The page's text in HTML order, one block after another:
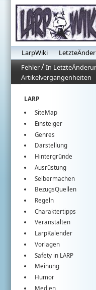
LarpWiki
Fehler/In
Artikelvergangenheiten
LARP
SiteMap
Einsteiger
Genres
Darstellung
Hintergründe
Ausrüstung
Selbermachen
BezugsQuellen
Regeln
Charaktertipps
Veranstalten
LarpKalender
Vorlagen
Safety in LARP
Meinung
Humor
Medien